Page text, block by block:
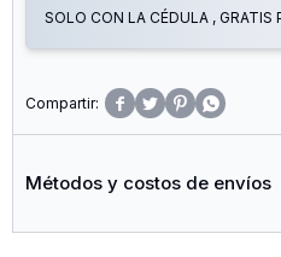
Forky Y Observa Cómo Cobra
SOLO CON LA CÉDULA , GRATIS
   
Métodos y costos de envíos